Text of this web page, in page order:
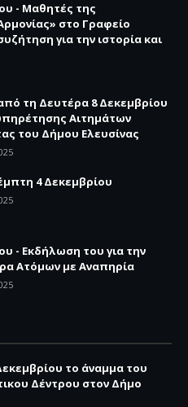
- Μαθητές της
στο Γραφείο
για την ιστορία και
τη Δευτέρα 8 Δεκεμβρίου
Αιτημάτων
του Δήμου Ελευσίνας
4 Δεκεμβρίου
- Εκδήλωση του για την
Ατόμων με Αναπηρία
το άναμμα του
Δέντρου στον Δήμο